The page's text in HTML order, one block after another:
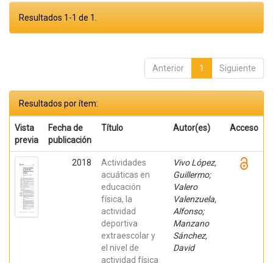
Resultados 1-1 de 1.
Anterior 1 Siguiente
Resultados por ítem:
Vista
previa
Fecha de
publicación
Título Autor(es) Acceso
2018
Actividades
acuáticas en
educación
física, la
actividad
deportiva
extraescolar y
el nivel de
actividad física
Vivo López,
Guillermo;
Valero
Valenzuela,
Alfonso;
Manzano
Sánchez,
David